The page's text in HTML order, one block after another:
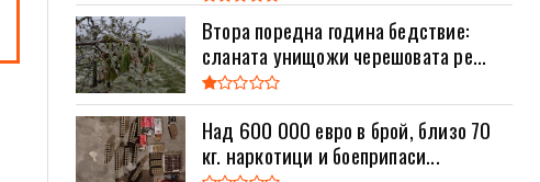
Втора поредна година бедствие:
сланата унищожи черешовата ре...
Над 600 000 евро в брой, близо 70
кг. наркотици и боеприпаси...